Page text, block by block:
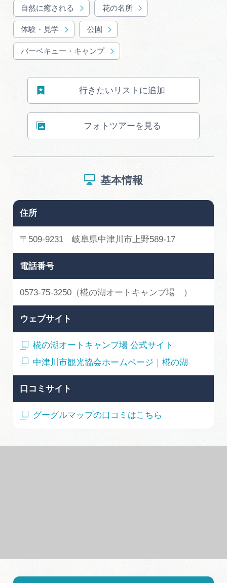
自然に癒される 花の名所
体験・見学 公園
バーベキュー・キャンプ
行きたいリストに追加
フォトツアーを見る
基本情報
住所
〒509-9231 岐阜県中津川市上野589-17
電話番号
0573-75-3250（椛の湖オートキャンプ場 ）
ウェブサイト
椛の湖オートキャンプ場 公式サイト
中津川市観光協会ホームページ｜椛の湖
口コミサイト
グーグルマップの口コミはこちら